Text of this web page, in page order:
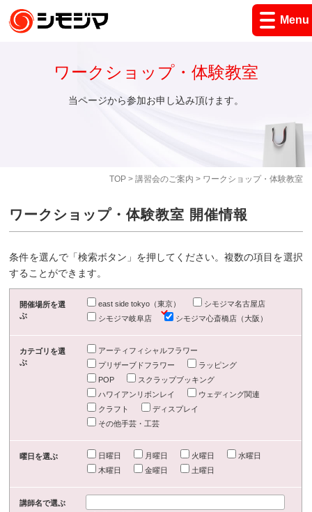
Menu
TOP> 講習会のご案内 > ワークショップ・体験教室
ワークショップ・体験教室
当ページから参加お申し込み頂けます。
ワークショップ・体験教室 開催情報
条件を選んで「検索ボタン」を押してください。複数の項目を選択
することができます。
開催場所を選
ぶ
east side tokyo（東京）
シモジマ名古屋店
シモジマ岐阜店
シモジマ心斎橋店（大阪）
カテゴリを選
ぶ
アーティフィシャルフラワー
プリザーブドフラワー
ラッピング
POP
スクラップブッキング
ハワイアンリボンレイ
ウェディング関連
クラフト
ディスプレイ
その他手芸・工芸
曜日を選ぶ 日曜日 月曜日 火曜日
水曜日
木曜日
金曜日 土曜日
講師名で選ぶ